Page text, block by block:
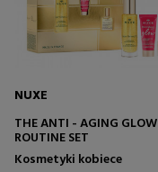
NUXE
THE ANTI - AGING GLOW
ROUTINE SET
Kosmetyki kobiece